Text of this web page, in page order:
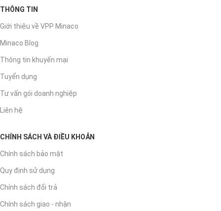
THÔNG TIN
Giới thiệu về VPP Minaco
Minaco Blog
Thông tin khuyến mại
Tuyển dụng
Tư vấn gói doanh nghiệp
Liên hệ
CHÍNH SÁCH VÀ ĐIỀU KHOẢN
Chính sách bảo mật
Quy định sử dụng
Chính sách đổi trả
Chính sách giao - nhận